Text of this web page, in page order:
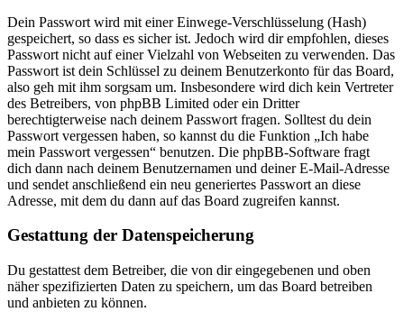
Dein Passwort wird mit einer Einwege-Verschlüsselung (Hash)
gespeichert, so dass es sicher ist. Jedoch wird dir empfohlen, dieses
Passwort nicht auf einer Vielzahl von Webseiten zu verwenden. Das
Passwort ist dein Schlüssel zu deinem Benutzerkonto für das Board,
also geh mit ihm sorgsam um. Insbesondere wird dich kein Vertreter
des Betreibers, von phpBB Limited oder ein Dritter
berechtigterweise nach deinem Passwort fragen. Solltest du dein
Passwort vergessen haben, so kannst du die Funktion „Ich habe
mein Passwort vergessen“ benutzen. Die phpBB-Software fragt
dich dann nach deinem Benutzernamen und deiner E-Mail-Adresse
und sendet anschließend ein neu generiertes Passwort an diese
Adresse, mit dem du dann auf das Board zugreifen kannst.
Gestattung der Datenspeicherung
Du gestattest dem Betreiber, die von dir eingegebenen und oben
näher spezifizierten Daten zu speichern, um das Board betreiben
und anbieten zu können.